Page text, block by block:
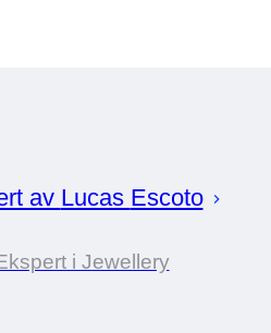
av Lucas Escoto
i Jewellery